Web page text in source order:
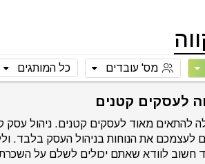
מס' עובדים כל המותגים
לעסקים קטנים
להתאים מאוד לעסקים קטנים. ניהול עסק
לעצמכם את הנוחות בניהול העסק
חשוב לוודא שאתם יכולים לשלם על